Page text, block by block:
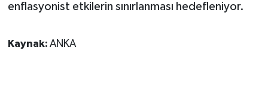
enflasyonist etkilerin sınırlanması hedefleniyor.
Kaynak: ANKA